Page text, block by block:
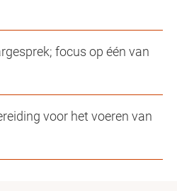
focus op één van
voor het voeren van